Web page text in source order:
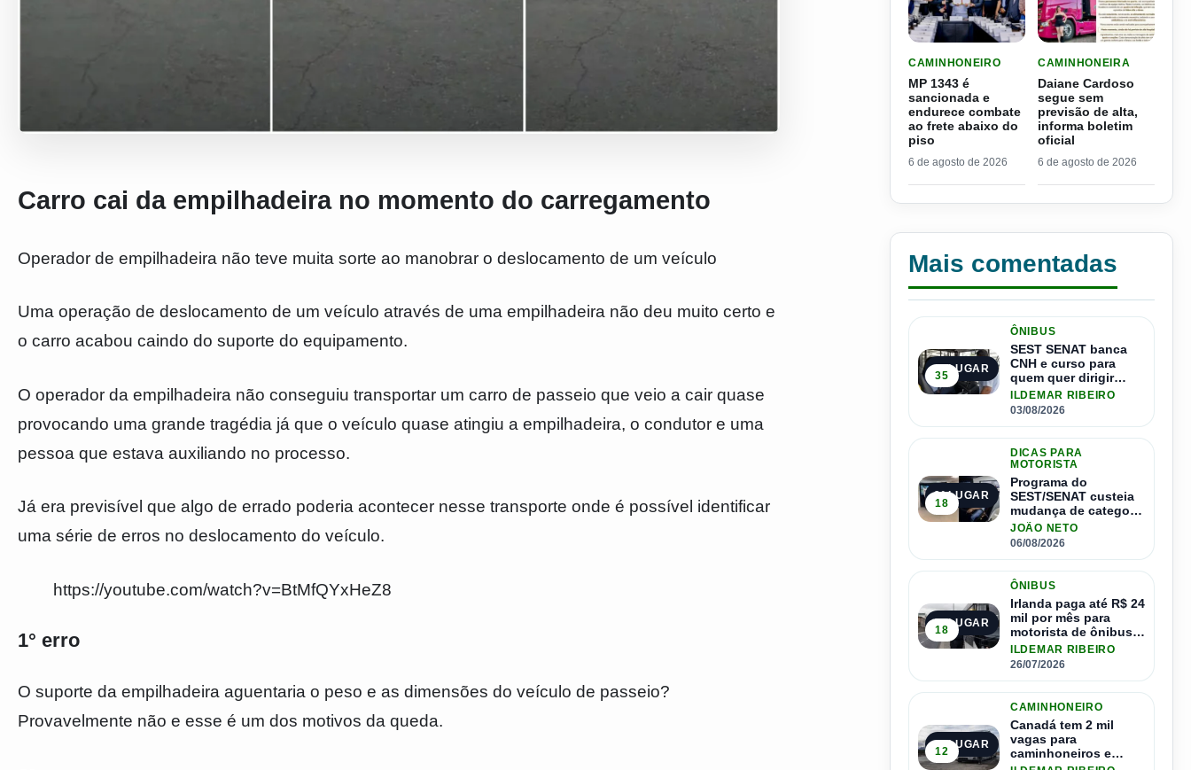
Carro cai da empilhadeira no momento do carregamento
Operador de empilhadeira não teve muita sorte ao manobrar o deslocamento de um veículo
Uma operação de deslocamento de um veículo através de uma empilhadeira não deu muito certo e
o carro acabou caindo do suporte do equipamento.
O operador da empilhadeira não conseguiu transportar um carro de passeio que veio a cair quase
provocando uma grande tragédia já que o veículo quase atingiu a empilhadeira, o condutor e uma
pessoa que estava auxiliando no processo.
Já era previsível que algo de errado poderia acontecer nesse transporte onde é possível identificar
uma série de erros no deslocamento do veículo.
https://youtube.com/watch?v=BtMfQYxHeZ8
1° erro
O suporte da empilhadeira aguentaria o peso e as dimensões do veículo de passeio?
Provavelmente não e esse é um dos motivos da queda.
CAMINHONEIRO
MP 1343 é
sancionada e
endurece combate
ao frete abaixo do
piso
6 de agosto de 2026
CAMINHONEIRA
Daiane Cardoso
segue sem
previsão de alta,
informa boletim
oficial
6 de agosto de 2026
Mais comentadas
1º LUGAR
35
ÔNIBUS
SEST SENAT banca
CNH e curso para
quem quer dirigir
ônibus
ILDEMAR RIBEIRO
03/08/2026
2º LUGAR
18
DICAS PARA
MOTORISTA
Programa do
SEST/SENAT custeia
mudança de categoria
da CNH; saiba como
se inscrever
JOÃO NETO
06/08/2026
3º LUGAR
18
ÔNIBUS
Irlanda paga até R$ 24
mil por mês para
motorista de ônibus e
pode contratar até
1.500 motoristas
ILDEMAR RIBEIRO
26/07/2026
4º LUGAR
12
CAMINHONEIRO
Canadá tem 2 mil
vagas para
caminhoneiros e